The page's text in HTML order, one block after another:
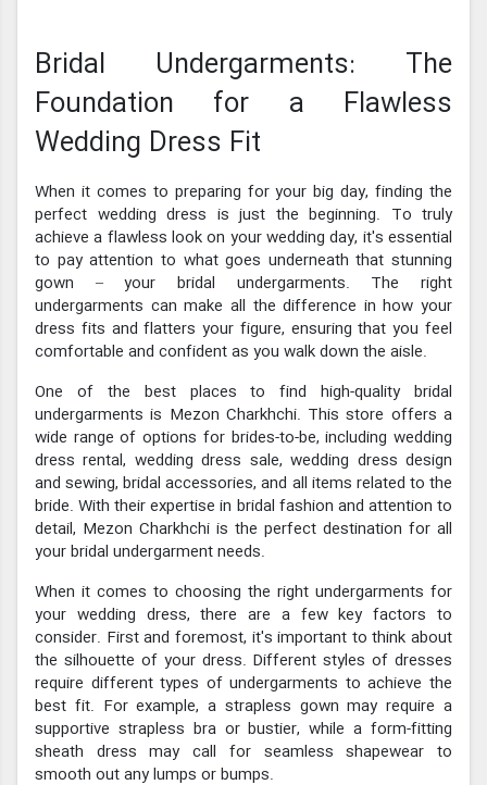
Bridal Undergarments: The
Foundation for a Flawless
Wedding Dress Fit
When it comes to preparing for your big day, finding the
perfect wedding dress is just the beginning. To truly
achieve a flawless look on your wedding day, it's essential
to pay attention to what goes underneath that stunning
gown – your bridal undergarments. The right
undergarments can make all the difference in how your
dress fits and flatters your figure, ensuring that you feel
comfortable and confident as you walk down the aisle.
One of the best places to find high-quality bridal
undergarments is Mezon Charkhchi. This store offers a
wide range of options for brides-to-be, including wedding
dress rental, wedding dress sale, wedding dress design
and sewing, bridal accessories, and all items related to the
bride. With their expertise in bridal fashion and attention to
detail, Mezon Charkhchi is the perfect destination for all
your bridal undergarment needs.
When it comes to choosing the right undergarments for
your wedding dress, there are a few key factors to
consider. First and foremost, it's important to think about
the silhouette of your dress. Different styles of dresses
require different types of undergarments to achieve the
best fit. For example, a strapless gown may require a
supportive strapless bra or bustier, while a form-fitting
sheath dress may call for seamless shapewear to
smooth out any lumps or bumps.